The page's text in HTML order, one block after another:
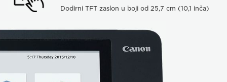
Dodirni TFT zaslon u boji od 25,7 cm (10,1 inča)